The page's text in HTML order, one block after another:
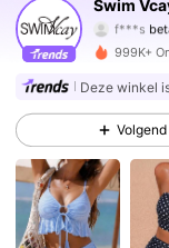
Swim
f***s
k***o
4.83
999K+
Deze winkel
Volgend